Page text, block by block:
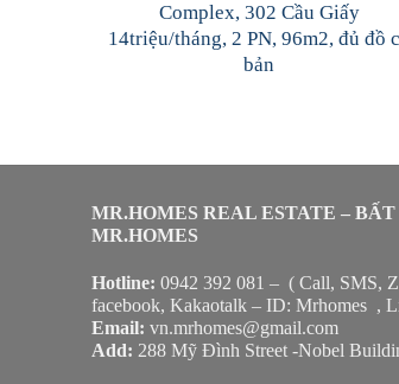
Complex, 302 Cầu Giấy
14triệu/tháng, 2 PN, 96m2, đủ đồ
bản
MR.HOMES REAL ESTATE –
MR.HOMES
Hotline: 0942 392 081 – ( Call, SMS,
facebook, Kakaotalk – ID: Mrhomes ,
Email: vn.mrhomes@gmail.com
Add: 288 Mỹ Đình Street -Nobel